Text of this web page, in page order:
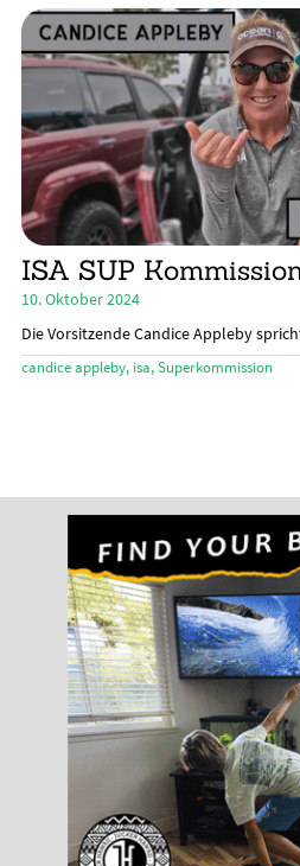
Ratgeber
Das Magazin
Stand Up Magazin TV
SPOT FINDER
Mein Konto
ISA SUP
10. Oktober 2024
Die Vorsitzende Candice Appleby
candice appleby, isa, Superkommission